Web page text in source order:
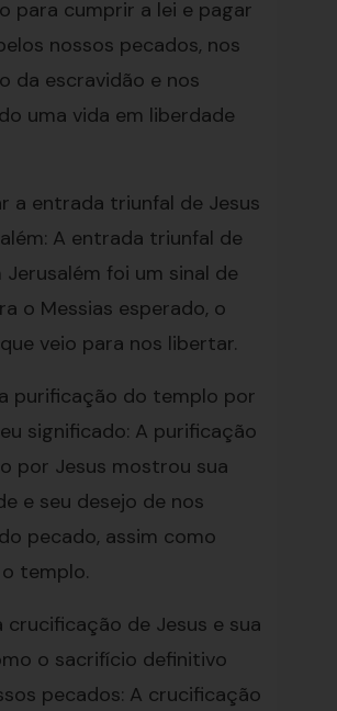
para cumprir a lei e pagar
nossos pecados, nos
da escravidão e nos
uma vida em liberdade
a entrada triunfal de Jesus
A entrada triunfal de
Jerusalém foi um sinal de
o Messias esperado, o
veio para nos libertar.
purificação do templo por
significado: A purificação
por Jesus mostrou sua
e seu desejo de nos
pecado, assim como
templo.
crucificação de Jesus e sua
o sacrifício definitivo
pecados: A crucificação